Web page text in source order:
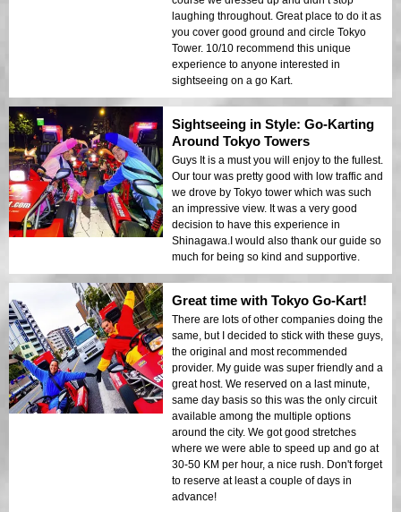
laughing throughout. Great place to do it as
you cover good ground and circle Tokyo
Tower. 10/10 recommend this unique
experience to anyone interested in
sightseeing on a go Kart.
Sightseeing in Style: Go-Karting
Around Tokyo Towers
Guys It is a must you will enjoy to the fullest.
Our tour was pretty good with low traffic and
we drove by Tokyo tower which was such
an impressive view. It was a very good
decision to have this experience in
Shinagawa.I would also thank our guide so
much for being so kind and supportive.
Great time with Tokyo Go-Kart!
There are lots of other companies doing the
same, but I decided to stick with these guys,
the original and most recommended
provider. My guide was super friendly and a
great host. We reserved on a last minute,
same day basis so this was the only circuit
available among the multiple options
around the city. We got good stretches
where we were able to speed up and go at
30-50 KM per hour, a nice rush. Don't forget
to reserve at least a couple of days in
advance!